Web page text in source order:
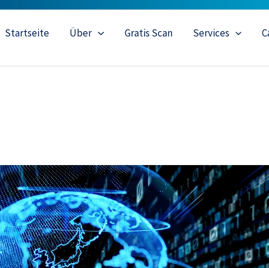
Startseite Über Gratis Scan Services